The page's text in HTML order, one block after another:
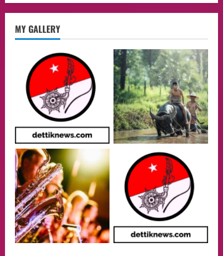
MY GALLERY
lembaga investor, Berorientasi Untuk
Meningkatkan SDM
05/08/2026
3
Health
Aliyuddin: Anak Indonesia di Luar Negeri
Harus Berprestasi, Berkarakter, dan
Menjaga Nama Baik Bangsa
05/08/2026
4
Putusan Diundur Lagi, Pernyataan
Hakim pada Sidang Sebelumnya Jadi
Sorotan
05/08/2026
Politik
Presiden Prabowo dan PM Thailand
Sepakat Perkuat Stabilitas ketahan